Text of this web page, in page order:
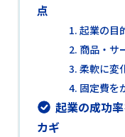
点
1. 起業の目
2. 商品・サ
3. 柔軟に変
4. 固定費を
起業の成功
カギ